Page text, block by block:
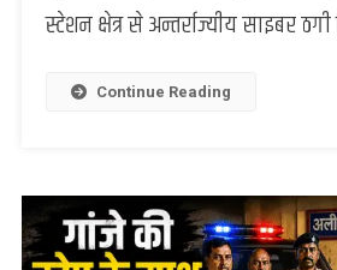
पर
ये
ATM
कार्ड
के
स्टेशन क्षेत्र से अन्तर्राज्यीय साइबर
Continue Reading